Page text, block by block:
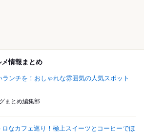
情報まとめ
ランチを！おしゃれな雰囲気の人気スポット
まとめ編集部
ロなカフェ巡り！極上スイーツとコーヒーでほ